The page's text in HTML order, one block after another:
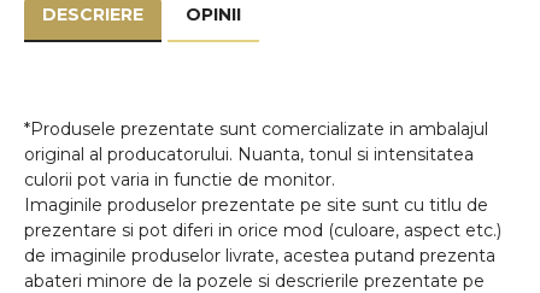
DESCRIERE OPINII
*Produsele prezentate sunt comercializate in ambalajul
original al producatorului. Nuanta, tonul si intensitatea
culorii pot varia in functie de monitor.
Imaginile produselor prezentate pe site sunt cu titlu de
prezentare si pot diferi in orice mod (culoare, aspect etc.)
de imaginile produselor livrate, acestea putand prezenta
abateri minore de la pozele si descrierile prezentate pe